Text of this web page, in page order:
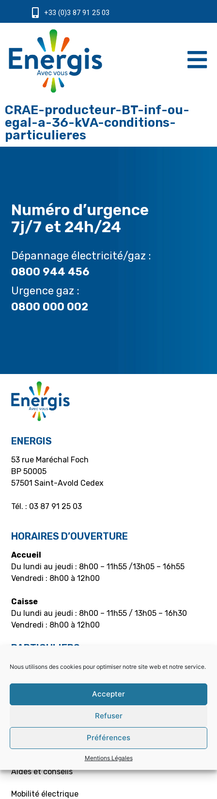
Nous utilisons des cookies pour optimiser notre site web et notre service.
Accepter
Refuser
Préférences
Mentions Légales
+33 (0)3 87 91 25 03
CRAE-producteur-BT-inf-ou-
egal-a-36-kVA-conditions-
particulieres
Numéro d’urgence
7j/7 et 24h/24
Dépannage électricité/gaz :
0800 944 456
Urgence gaz :
0800 000 002
ENERGIS
53 rue Maréchal Foch
BP 50005
57501 Saint-Avold Cedex
Tél. : 03 87 91 25 03
HORAIRES D’OUVERTURE
Accueil
Du lundi au jeudi : 8h00 – 11h55 /13h05 – 16h55
Vendredi : 8h00 à 12h00
Caisse
Du lundi au jeudi : 8h00 – 11h55 / 13h05 – 16h30
Vendredi : 8h00 à 12h00
PARTICULIERS
Choisir la bonne offre
Mon contrat – Particuliers
Souscription / résiliation
Demande de raccordement aux réseaux Gaz/Elec
ou branchement provisoire
Aides et conseils
Mobilité électrique